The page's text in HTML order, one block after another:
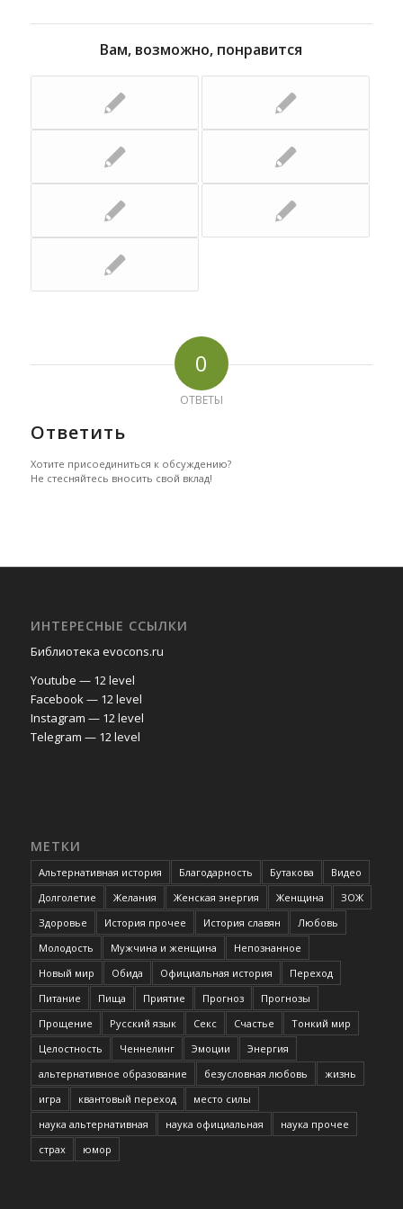
Вам, возможно, понравится
0
ОТВЕТЫ
Ответить
Хотите присоединиться к обсуждению?
Не стесняйтесь вносить свой вклад!
ИНТЕРЕСНЫЕ ССЫЛКИ
Библиотека evocons.ru
Youtube — 12 level
Facebook — 12 level
Instagram — 12 level
Telegram — 12 level
МЕТКИ
Альтернативная история Благодарность Бутакова
Видео
Долголетие
Желания Женская энергия Женщина
ЗОЖ
Здоровье
История прочее История славян
Любовь
Молодость
Мужчина и женщина
Непознанное
Новый мир
Обида Официальная история
Переход
Питание
Пища Приятие Прогноз
Прогнозы
Прощение
Русский язык Секс Счастье
Тонкий мир
Целостность
Ченнелинг Эмоции
Энергия
альтернативное образование
безусловная любовь
жизнь
игра
квантовый переход
место силы
наука альтернативная
наука официальная
наука прочее
страх
юмор